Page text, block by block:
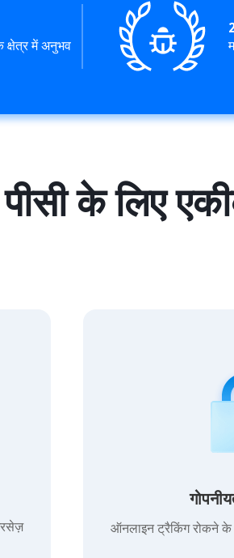
क्षेत्र में अनुभव
पीसी के लिए
ऑनलाइन ट्रैकिंग रोकने के